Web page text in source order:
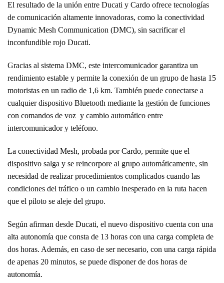
El resultado de la unión entre Ducati y Cardo ofrece tecnologías
de comunicación altamente innovadoras, como la conectividad
Dynamic Mesh Communication (DMC), sin sacrificar el
inconfundible rojo Ducati.
Gracias al sistema DMC, este intercomunicador garantiza un
rendimiento estable y permite la conexión de un grupo de hasta 15
motoristas en un radio de 1,6 km. También puede conectarse a
cualquier dispositivo Bluetooth mediante la gestión de funciones
con comandos de voz y cambio automático entre
intercomunicador y teléfono.
La conectividad Mesh, probada por Cardo, permite que el
dispositivo salga y se reincorpore al grupo automáticamente, sin
necesidad de realizar procedimientos complicados cuando las
condiciones del tráfico o un cambio inesperado en la ruta hacen
que el piloto se aleje del grupo.
Según afirman desde Ducati, el nuevo dispositivo cuenta con una
alta autonomía que consta de 13 horas con una carga completa de
dos horas. Además, en caso de ser necesario, con una carga rápida
de apenas 20 minutos, se puede disponer de dos horas de
autonomía.